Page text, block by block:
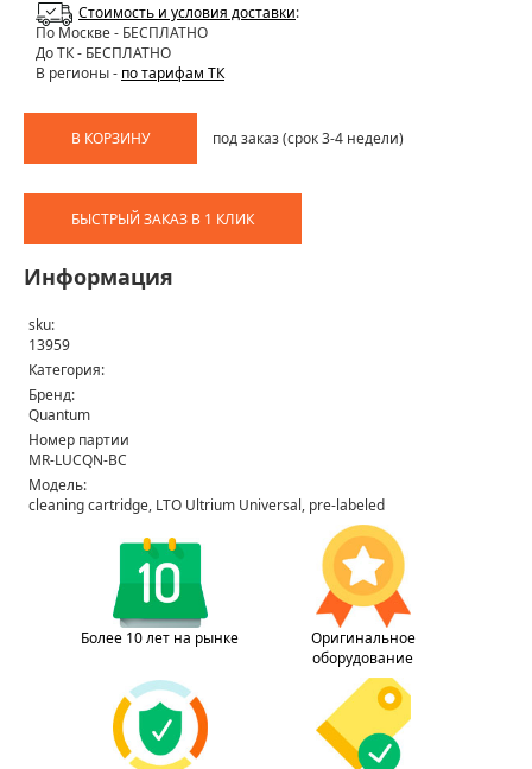
Стоимость и условия доставки:
По Москве- БЕСПЛАТНО
До ТК - БЕСПЛАТНО
В регионы - по тарифам ТК
В КОРЗИНУ под заказ (срок 3-4 недели)
БЫСТРЫЙ ЗАКАЗ В 1 КЛИК
Информация
sku:
13959
Категория:
Бренд:
Quantum
Номер партии
MR-LUCQN-BC
Модель:
cleaning cartridge, LTO Ultrium Universal, pre-labeled
Более 10 лет на рынке
Оригинальное
оборудование